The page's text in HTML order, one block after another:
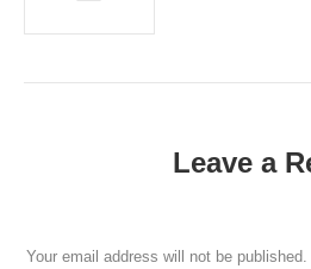
Leave a
Your email address will not be